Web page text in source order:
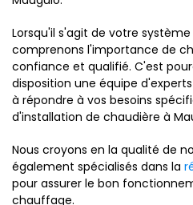
Lorsqu'il s'agit de votre
comprenons l'importance de
confiance et qualifié. C'est
disposition une équipe
à répondre à vos besoins
d'installation de chaudière à
Nous croyons en la qualité de
également spécialisés dans la
pour assurer le bon
chauffage.